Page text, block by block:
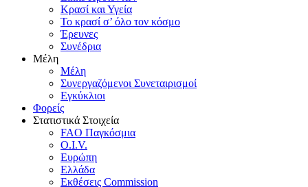
Κρασί και Υγεία
To κρασί σ’ όλο τον κόσμο
Έρευνες
Συνέδρια
Μέλη
Mέλη
Συνεργαζόμενοι Συνεταιρισμοί
Εγκύκλιοι
Φορείς
Στατιστικά Στοιχεία
FAO Παγκόσμια
O.I.V.
Ευρώπη
Ελλάδα
Eκθέσεις Commission